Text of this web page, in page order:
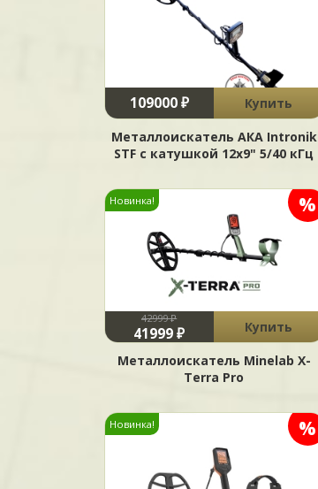
109000 ₽
Купить
Металлоискатель АКА Intronik
STF c катушкой 12x9" 5/40 кГц
%
Новинка!
42999 ₽
41999 ₽
Купить
Металлоискатель Minelab X-
Terra Pro
%
Новинка!